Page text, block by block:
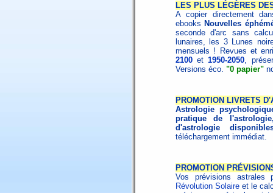
LES PLUS LÉGÈRES
A copier directement
ebooks Nouvelles
seconde d'arc sans
lunaires, les 3 Lunes
mensuels ! Revues et
2100 et1950-2050,
Versions éco. "0 papier"
PROMOTION LIVRETS
Astrologie
pratique de
d'astrologie
téléchargement immédiat.
PROMOTION
Vos prévisions astrales
Révolution Solaire et le